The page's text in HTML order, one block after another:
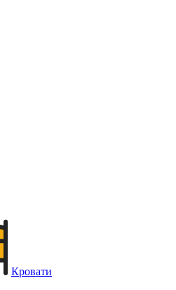
Кровати